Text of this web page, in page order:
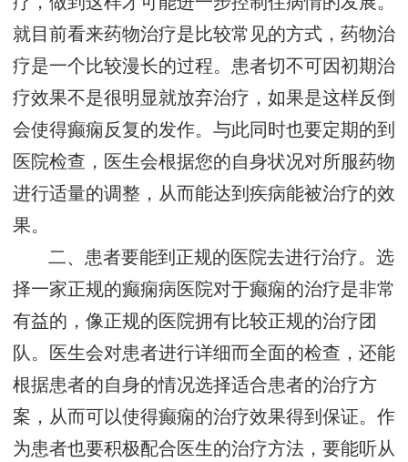
就目前看来药物治疗是比较常见的方式，药物治
疗是一个比较漫长的过程。患者切不可因初期治
疗效果不是很明显就放弃治疗，如果是这样反倒
会使得癫痫反复的发作。与此同时也要定期的到
医院检查，医生会根据您的自身状况对所服药物
进行适量的调整，从而能达到疾病能被治疗的效
果。
二、患者要能到正规的医院去进行治疗。选
择一家正规的癫痫病医院对于癫痫的治疗是非常
有益的，像正规的医院拥有比较正规的治疗团
队。医生会对患者进行详细而全面的检查，还能
根据患者的自身的情况选择适合患者的治疗方
案，从而可以使得癫痫的治疗效果得到保证。作
为患者也要积极配合医生的治疗方法，要能听从